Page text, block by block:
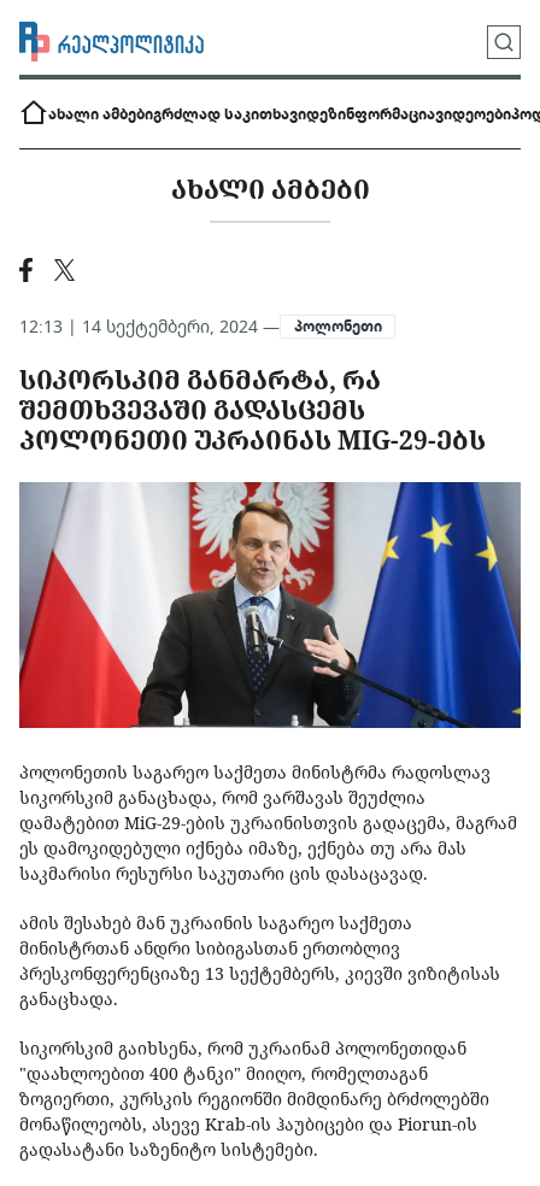
ახალი ამბებიგრძლად საკითხავიდეზინფორმაციავიდეოები
ᲐᲮᲐᲚᲘ ᲐᲛᲑᲔᲑᲘ
12:13 | 14 სექტემბერი, 2024 — პოლონეთი
ᲡᲘᲙᲝᲠᲡᲙᲘᲛ ᲒᲐᲜᲛᲐᲠᲢᲐ, ᲠᲐ
ᲨᲔᲛᲗᲮᲕᲔᲕᲐᲨᲘ ᲒᲐᲓᲐᲡᲪᲔᲛᲡ
ᲞᲝᲚᲝᲜᲔᲗᲘ ᲣᲙᲠᲐᲘᲜᲐᲡ MIG-29-ᲔᲑᲡ
პოლონეთის საგარეო საქმეთა მინისტრმა რადოსლავ
სიკორსკიმ განაცხადა, რომ ვარშავას შეუძლია
დამატებით MiG-29-ების უკრაინისთვის გადაცემა, მაგრამ
ეს დამოკიდებული იქნება იმაზე, ექნება თუ არა მას
საკმარისი რესურსი საკუთარი ცის დასაცავად.
ამის შესახებ მან უკრაინის საგარეო საქმეთა
მინისტრთან ანდრი სიბიგასთან ერთობლივ
პრესკონფერენციაზე 13 სექტემბერს, კიევში ვიზიტისას
განაცხადა.
სიკორსკიმ გაიხსენა, რომ უკრაინამ პოლონეთიდან
"დაახლოებით 400 ტანკი" მიიღო, რომელთაგან
ზოგიერთი, კურსკის რეგიონში მიმდინარე ბრძოლებში
მონაწილეობს, ასევე Krab-ის ჰაუბიცები და Piorun-ის
გადასატანი საზენიტო სისტემები.